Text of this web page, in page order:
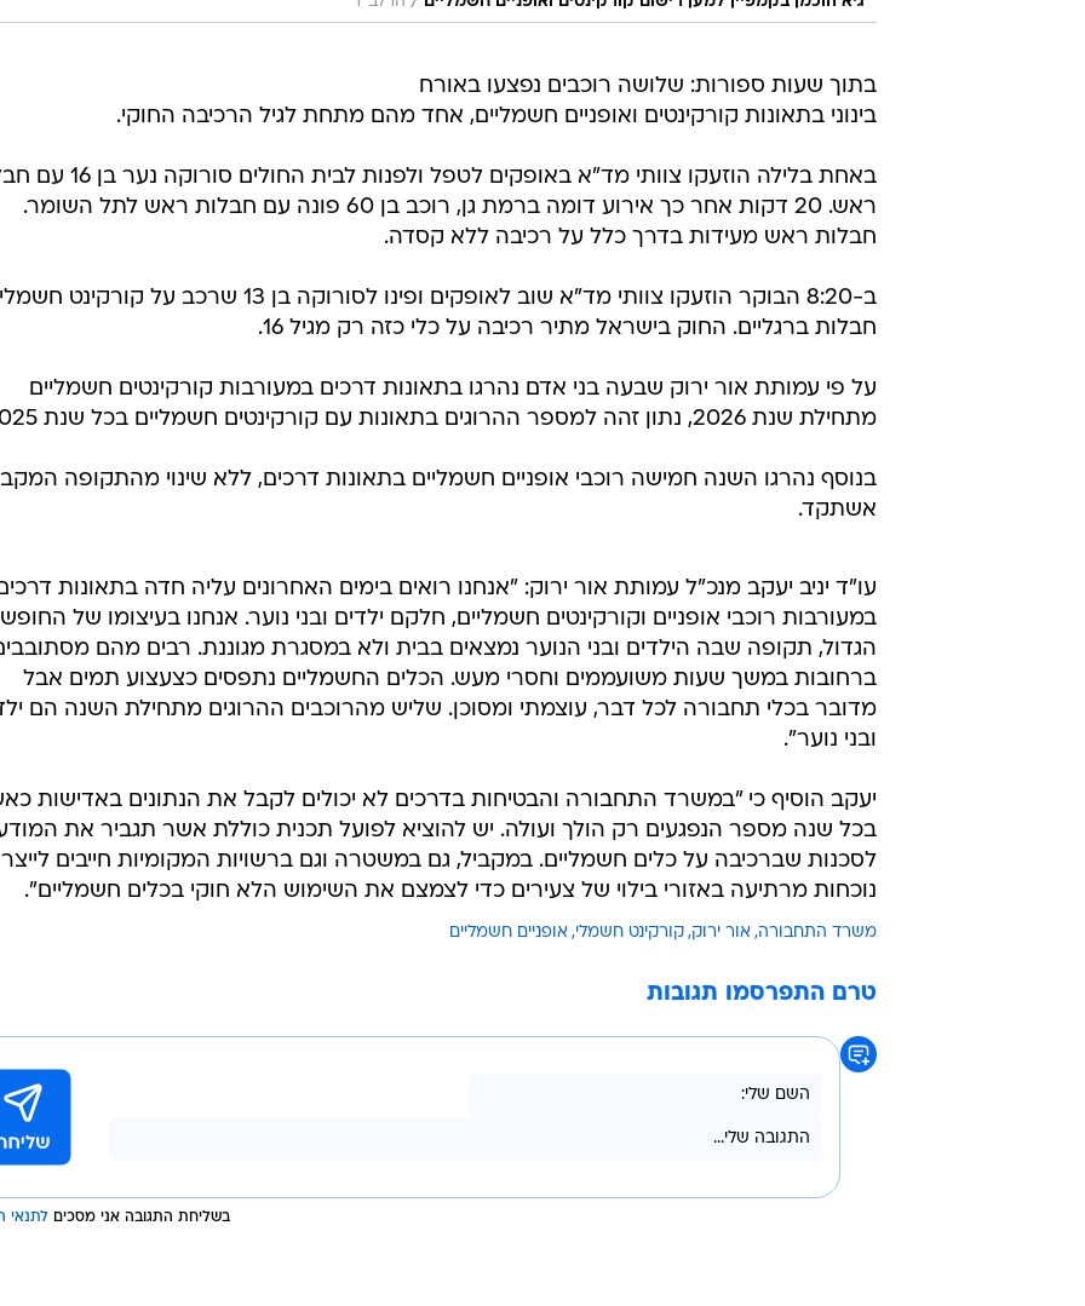
בתוך שעות ספורות: שלושה רוכבים נפצעו באורח
בינוני בתאונות קורקינטים ואופניים חשמליים, אחד מהם מתחת לגיל הרכיבה החוקי.
באחת בלילה הוזעקו צוותי מד"א באופקים לטפל ולפנות לבית
ראש. 20 דקות אחר כך אירוע דומה ברמת גן, רוכב בן 60 פונה עם חבלות ראש לתל השומר.
חבלות ראש מעידות בדרך כלל על רכיבה ללא קסדה.
ב-8:20 הבוקר הוזעקו צוותי מד"א שוב לאופקים ופינו לסורוקה בן 13 שרכב על
חבלות ברגליים. החוק בישראל מתיר רכיבה על כלי כזה רק מגיל 16.
על פי עמותת אור ירוק שבעה בני אדם נהרגו בתאונות דרכים במעורבות קורקינטים חשמליים
מתחילת שנת 2026, נתון זהה למספר ההרוגים בתאונות עם קורקינטים חשמליים בכל שנת 2025.
בנוסף נהרגו השנה חמישה רוכבי אופניים חשמליים בתאונות דרכים, ללא שינוי מהתקופה
אשתקד.
עו"ד יניב יעקב מנכ"ל עמותת אור ירוק: "אנחנו רואים בימים האחרונים עליה חדה בתאונות
במעורבות רוכבי אופניים וקורקינטים חשמליים, חלקם ילדים ובני נוער. אנחנו בעיצומו של החופש
הגדול, תקופה שבה הילדים ובני הנוער נמצאים בבית ולא במסגרת מגוננת. רבים מהם
ברחובות במשך שעות משועממים וחסרי מעש. הכלים החשמליים נתפסים כצעצוע תמים אבל
מדובר בכלי תחבורה לכל דבר, עוצמתי ומסוכן. שליש מהרוכבים ההרוגים מתחילת השנה הם
ובני נוער".
יעקב הוסיף כי "במשרד התחבורה והבטיחות בדרכים לא יכולים לקבל את הנתונים באדישות
בכל שנה מספר הנפגעים רק הולך ועולה. יש להוציא לפועל תכנית כוללת אשר תגביר את
לסכנות שברכיבה על כלים חשמליים. במקביל, גם במשטרה וגם ברשויות המקומיות חייבים לייצר
נוכחות מרתיעה באזורי בילוי של צעירים כדי לצמצם את השימוש הלא חוקי בכלים חשמליים".
משרד התחבורה אור ירוק קורקינט חשמלי אופניים חשמליים
טרם התפרסמו תגובות
בשליחת התגובה אני מסכים לתנאי